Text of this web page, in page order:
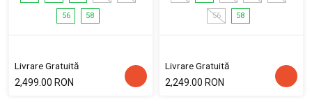
56 58
Livrare Gratuită
2,499.00 RON
56 58
Livrare Gratuită
2,249.00 RON